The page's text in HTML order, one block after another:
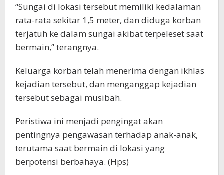
“Sungai di lokasi tersebut memiliki kedalaman
rata-rata sekitar 1,5 meter, dan diduga korban
terjatuh ke dalam sungai akibat terpeleset saat
bermain,” terangnya.
Keluarga korban telah menerima dengan ikhlas
kejadian tersebut, dan menganggap kejadian
tersebut sebagai musibah.
Peristiwa ini menjadi pengingat akan
pentingnya pengawasan terhadap anak-anak,
terutama saat bermain di lokasi yang
berpotensi berbahaya. (Hps)